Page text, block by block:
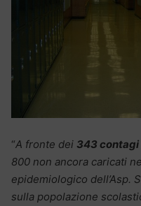
“A fronte dei 343
800 non ancora caricati
epidemiologico dell’Asp.
sulla popolazione